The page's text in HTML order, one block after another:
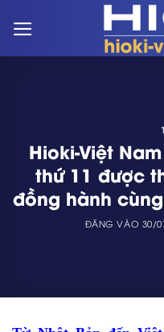
qua
Hioki-Việt
thứ 11 được
đồng hành
ĐĂNG VÀO 30/